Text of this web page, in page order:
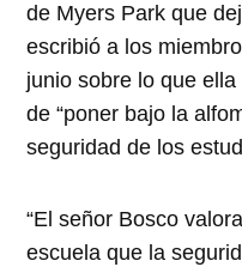
de Myers Park que
escribió a los
junio sobre lo que
de “poner bajo la
seguridad de los
“El señor Bosco
escuela que la